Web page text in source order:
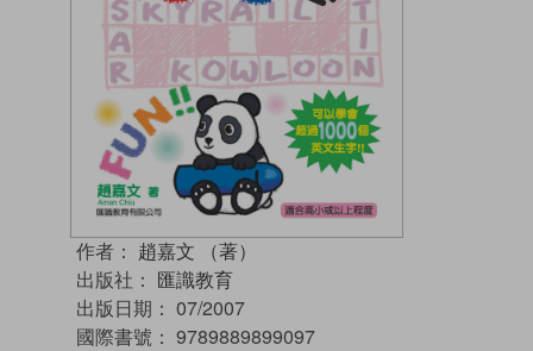
作者： 趙嘉文 （著）
出版社： 匯識教育
出版日期： 07/2007
國際書號： 9789889899097